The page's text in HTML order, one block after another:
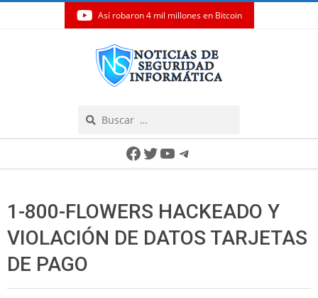
Así robaron 4 mil millones en Bitcoin
Facebook
Twitter
YouTube
Telegram
1-800-FLOWERS HACKEADO Y
VIOLACIÓN DE DATOS TARJETAS
DE PAGO